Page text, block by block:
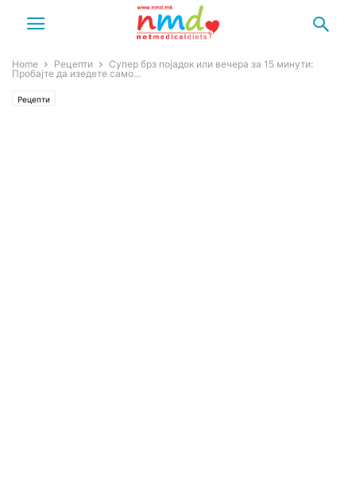
Home Рецепти
Супер брз појадок или вечера за 15 минути:
Пробајте да изедете само...
Рецепти